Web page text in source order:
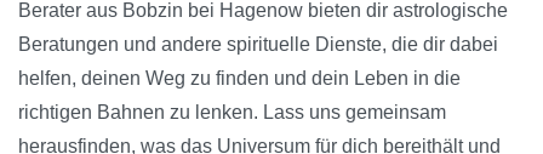
Berater aus Bobzin bei Hagenow bieten dir astrologische
Beratungen und andere spirituelle Dienste, die dir dabei
helfen, deinen Weg zu finden und dein Leben in die
richtigen Bahnen zu lenken. Lass uns gemeinsam
herausfinden, was das Universum für dich bereithält und